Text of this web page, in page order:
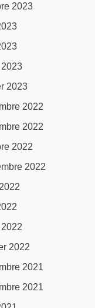
2023
2023
2022
2022
2022
2022
2022
2021
2021